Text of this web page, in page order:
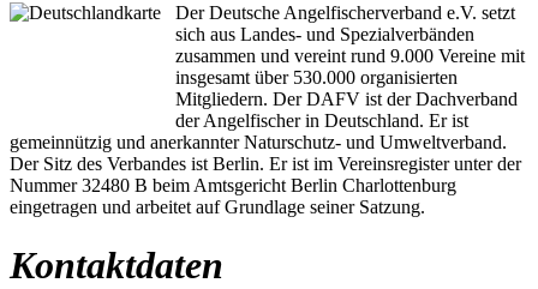
Der Deutsche Angelfischerverband e.V. setzt
sich aus Landes- und Spezialverbänden
zusammen und vereint rund 9.000 Vereine mit
insgesamt über 530.000 organisierten
Mitgliedern. Der DAFV ist der Dachverband
der Angelfischer in Deutschland. Er ist
gemeinnützig und anerkannter Naturschutz- und Umweltverband.
Der Sitz des Verbandes ist Berlin. Er ist im Vereinsregister unter der
Nummer 32480 B beim Amtsgericht Berlin Charlottenburg
eingetragen und arbeitet auf Grundlage seiner Satzung.
Kontaktdaten